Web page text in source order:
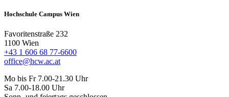
Hochschule Campus Wien
Favoritenstraße 232
1100 Wien
+43 1 606 68 77-6600
office@hcw.ac.at
Mo bis Fr 7.00-21.30 Uhr
Sa 7.00-18.00 Uhr